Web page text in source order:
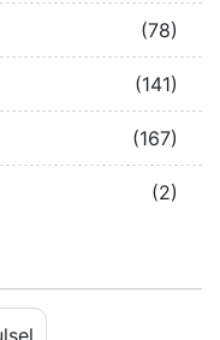
(78)
(141)
(167)
(2)